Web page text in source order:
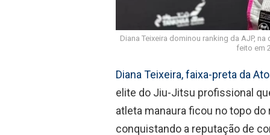
Diana Teixeira dominou ranking da AJP,
feito em
Diana Teixeira, faixa-preta da
elite do Jiu-Jitsu profissional
atleta manaura ficou no topo
conquistando a reputação de